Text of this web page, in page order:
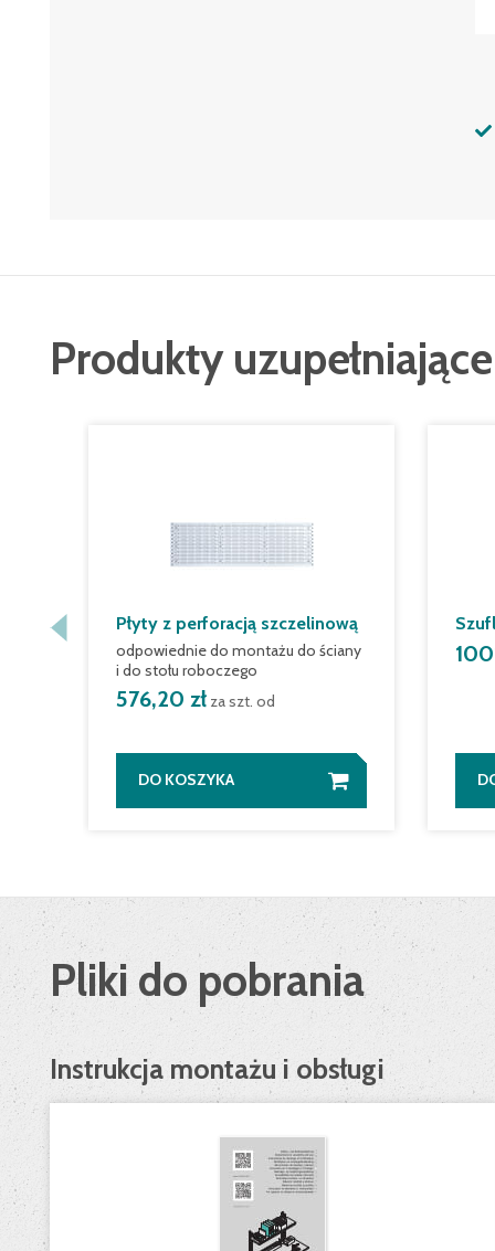
Produkty uzupełniające
Płyty z perforacją szczelinową
odpowiednie do montażu do ściany
i do stołu roboczego
576,20 zł za szt. od
DO KOSZYKA
Pliki do pobrania
Instrukcja montażu i obsługi